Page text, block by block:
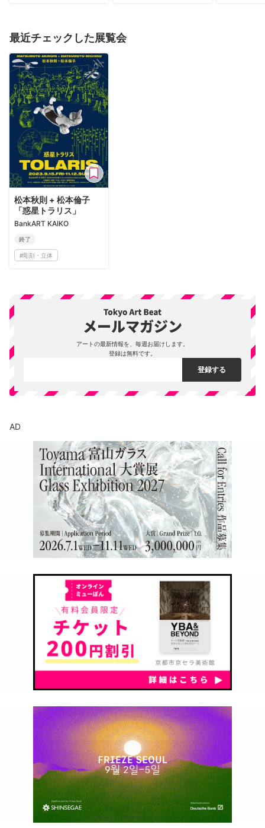
最近チェックした展覧会
松本秋則 + 松本倫子
「惑星トラリス」
BankART KAIKO
終了
#彫刻・立体
アートの最新情報を、毎週お届けします。
登録は無料です。
AD